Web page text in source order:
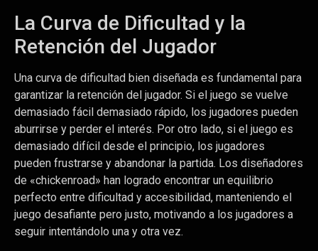
La Curva de Dificultad y la
Retención del Jugador
Una curva de dificultad bien diseñada es fundamental para
garantizar la retención del jugador. Si el juego se vuelve
demasiado fácil demasiado rápido, los jugadores pueden
aburrirse y perder el interés. Por otro lado, si el juego es
demasiado difícil desde el principio, los jugadores
pueden frustrarse y abandonar la partida. Los diseñadores
de «chickenroad» han logrado encontrar un equilibrio
perfecto entre dificultad y accesibilidad, manteniendo el
juego desafiante pero justo, motivando a los jugadores a
seguir intentándolo una y otra vez.